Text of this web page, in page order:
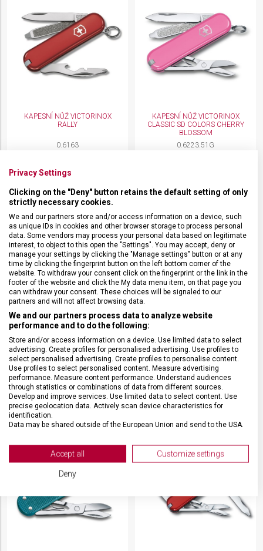
KAPESNÍ NŮŽ VICTORINOX
RALLY
0.6163
379 Kč
KAPESNÍ NŮŽ VICTORINOX
CLASSIC SD COLORS CHERRY
BLOSSOM
0.6223.51G
KAPESNÍ NŮŽ VICTORINOX
CLASSIC SD COLORS STYLE
ICON
0.6223.G
Skladem na prodejně
619 Kč
KAPESNÍ NŮŽ VICTORINOX
CLASSIC SD COLORS
SUMMER RAIN
0.6223.28G
Skladem na prodejně
619 Kč
Privacy Settings
Clicking on the "Deny" button retains the default setting of only
strictly necessary cookies.
We and our partners store and/or access information on a device, such
as unique IDs in cookies and other browser storage to process personal
data. Some vendors may process your personal data based on legitimate
interest, to object to this open the "Settings". You may accept, deny or
manage your settings by clicking the "Manage settings" button or at any
time by clicking the fingerprint button on the left bottom corner of the
website. To withdraw your consent click on the fingerprint or the link in the
footer of the website and click the My data menu item, on that page you
can withdraw your consent. These choices will be signaled to our
partners and will not affect browsing data.
We and our partners process data to analyze website
performance and to do the following:
Store and/or access information on a device. Use limited data to select
advertising. Create profiles for personalised advertising. Use profiles to
select personalised advertising. Create profiles to personalise content.
Use profiles to select personalised content. Measure advertising
performance. Measure content performance. Understand audiences
through statistics or combinations of data from different sources.
Develop and improve services. Use limited data to select content. Use
precise geolocation data. Actively scan device characteristics for
identification.
Data may be shared outside of the European Union and send to the USA.
View Partner List (2 IAB Vendors)
We use your data for the following purposes:
Store and/or access information on a device
Accept all Customize settings
Deny